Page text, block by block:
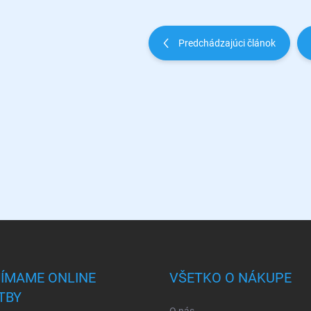
Predchádzajúci článok
ONLINE
VŠETKO O NÁKUPE